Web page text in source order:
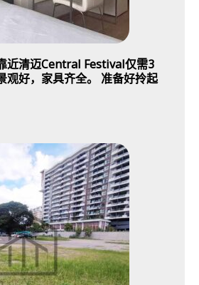
近清迈Central Festival仅需3
观好，家具齐全。 准备好拎起